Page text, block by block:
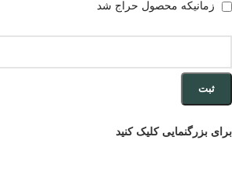
زمانیکه محصول حراج شد
ثبت
برای بزرگنمایی کلیک کنید